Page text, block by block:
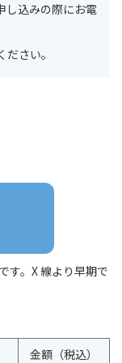
し込みの際にお電
さい。
す。X 線より早期で
金額（税込）